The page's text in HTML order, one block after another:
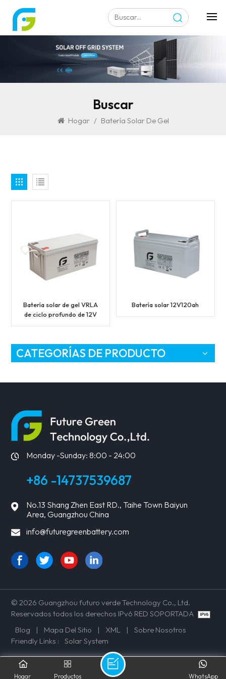
Buscar
Hogar / Batería Solar De Gel
Batería solar de gel VRLA
de ciclo profundo de 12V
Batería solar 12V120ah
CATEGORÍAS DE PRODUCTO
Monday -Sunday: 8:00 - 24:00
+86 -14737539687
No.13 Shang Zhen East RD., Taihe Town Baiyun
Area, Guangzhou China
info@futuregreenbattery.com
© 2026 Guangzhou futuro verde Technology Co., Ltd.
Reservados todos los derechos IPv6 RED SOPORTADA
Blog
| Mapa Del Sitio | XML |
Sobre Nosotros
Friendly Links :
Solar System
Hogar Productos WhatsApp